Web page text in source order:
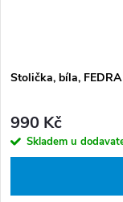
Stolička, bíla,
990 Kč
Skladem u